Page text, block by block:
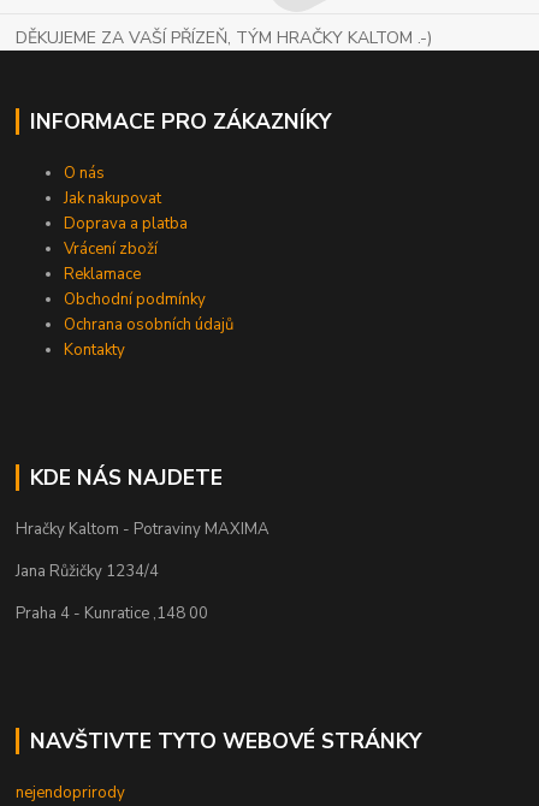
DĚKUJEME ZA VAŠÍ PŘÍZEŇ, TÝM HRAČKY KALTOM .-)
INFORMACE PRO ZÁKAZNÍKY
O nás
Jak nakupovat
Doprava a platba
Vrácení zboží
Reklamace
Obchodní podmínky
Ochrana osobních údajů
Kontakty
KDE NÁS NAJDETE
Hračky Kaltom - Potraviny MAXIMA
Jana Růžičky 1234/4
Praha 4 - Kunratice ,148 00
NAVŠTIVTE TYTO WEBOVÉ STRÁNKY
nejendoprirody